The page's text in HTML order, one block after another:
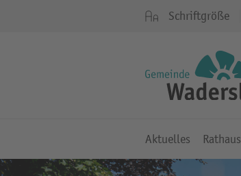
Schriftgröße
Aktuelles Rathaus